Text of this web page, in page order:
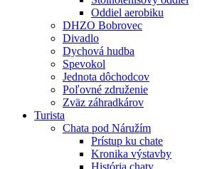
Oddiel aerobiku
DHZO Bobrovec
Divadlo
Dychová hudba
Spevokol
Jednota dôchodcov
Poľovné združenie
Zväz záhradkárov
Turista
Chata pod Náružím
Prístup ku chate
Kronika výstavby
História chaty